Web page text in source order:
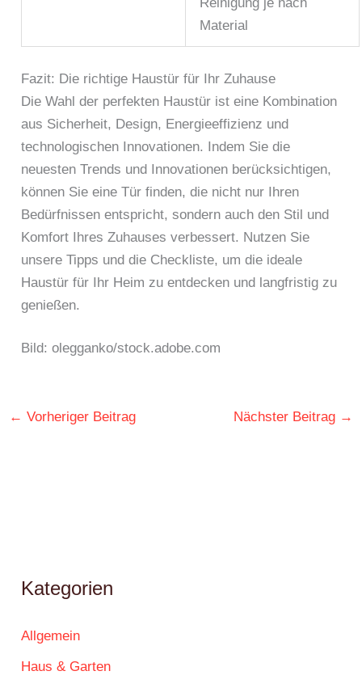
Reinigung je nach
Material
Fazit: Die richtige Haustür für Ihr Zuhause
Die Wahl der perfekten Haustür ist eine Kombination
aus Sicherheit, Design, Energieeffizienz und
technologischen Innovationen. Indem Sie die
neuesten Trends und Innovationen berücksichtigen,
können Sie eine Tür finden, die nicht nur Ihren
Bedürfnissen entspricht, sondern auch den Stil und
Komfort Ihres Zuhauses verbessert. Nutzen Sie
unsere Tipps und die Checkliste, um die ideale
Haustür für Ihr Heim zu entdecken und langfristig zu
genießen.
Bild: olegganko/stock.adobe.com
← Vorheriger Beitrag Nächster Beitrag →
Kategorien
Allgemein
Haus & Garten